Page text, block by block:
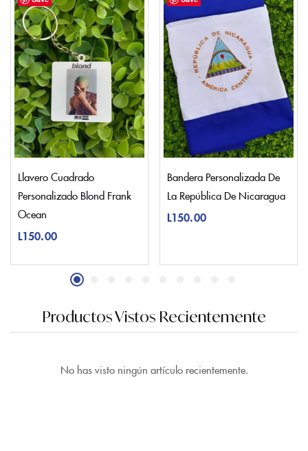
Llavero Cuadrado
Personalizado Blond Frank
Ocean
L150.00
Bandera Personalizada De
La República De Nicaragua
L150.00
Productos Vistos Recientemente
No has visto ningún artículo recientemente.